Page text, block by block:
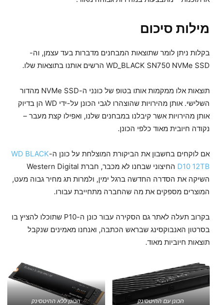
מילות סיכום
בקלות ניתן לומר שתוצאות המבחנים מדברות בעד עצמן, וה-
WD_BLACK SN750 NVMe SSD הרשים אותנו בתוצאות שלו.
תוצאות אלו ממקמות אותו בטופ של כונני ה-NVMe SSD מהדור
השלישי. אותן מהירויות שהוצהרו לגבי הכונן על-ידי WD הן בדיוק
אותן מהירויות אשר קיבלנו במבחנים שלנו, ואפילו קצת מעבר –
נקודה חיובית מאוד כלפי הכונן.
אם לוקחים בחשבון את הביקורת המוצלחת על כונן ה-WD BLACK
D10 12TB
החיצוני שבחנו לא מכבר, חברת Western Digital
השיקה את הסדרה החדשה ברגל ימין, ולמרות תג מחיר גבוה מעט,
המוצרים מספקים את מה שהחברה מתחייבת עבורו.
בקרוב תעלה לאתר גם הסקירה עבור כונן ה-P10 שתוכלו להציץ בו
בסרטון האנבוקסינג שבראש הכתבה, ואנחנו מאמינים שנקבל
תוצאות חיוביות מאוד.
הכונן עם ההיטסינק הכונן ללא ההיטסינק